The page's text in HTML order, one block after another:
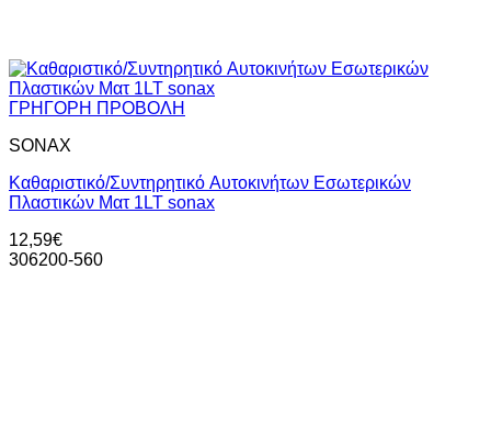
ΓΡΗΓΟΡΗ ΠΡΟΒΟΛΗ
SONAX
Καθαριστικό/Συντηρητικό Aυτοκινήτων Εσωτερικών
Πλαστικών Ματ 1LT sonax
12,59€
306200-560